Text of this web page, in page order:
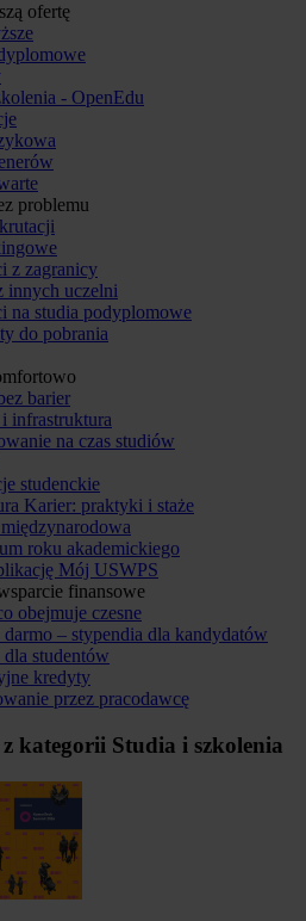
ofertę
- OpenEdu
problemu
z zagranicy
innych uczelni
na studia podyplomowe
do pobrania
barier
infrastruktura
na czas studiów
studenckie
Karier: praktyki i staże
roku akademickiego
Mój USWPS
finansowe
obejmuje czesne
darmo – stypendia dla kandydatów
dla studentów
kredyty
przez pracodawcę
kategorii Studia i szkolenia